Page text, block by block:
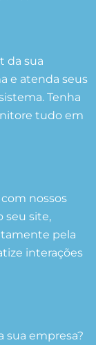
da sua
e atenda seus
Tenha
tudo em
nossos
seu site,
pela
interações
sua empresa?